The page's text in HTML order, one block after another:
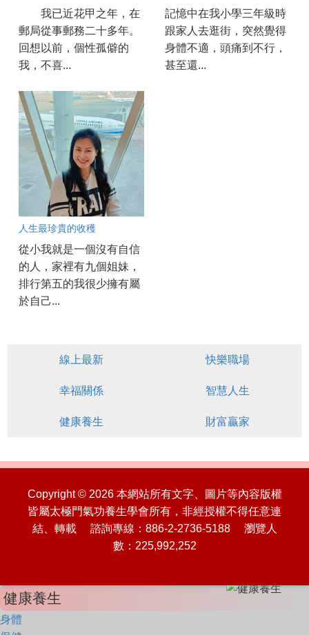
我已近花甲之年，在
郵局從事郵務二十多年。
回想以前，個性孤僻的
我，不喜...
記憶中在我小學三年級時
跟家人去逛街，突然覺得
身體不適，頭痛到不行，
甚至還...
人生最珍貴的收穫
從小我就是一個沒有自信
的人，家裡有九個姐妹，
排行第五的我很少擁有屬
於自己...
線上最新 快樂職場
幸福關係 智慧人生
健康養生 財富贏家
Copyright © 2026 本網站所有文字、圖片等內容版權
皆屬太極門氣功養生學會所有，非經授權不得任意連
結、轉載 諮詢專線：886-2-2736-5188 瀏覽人
數：225,992,252
健康養生
身體